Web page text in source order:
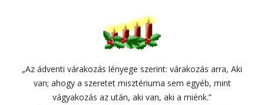
„Az ádventi várakozás lényege szerint: várakozás arra, Aki
van; ahogy a szeretet misztériuma sem egyéb, mint
vágyakozás az után, aki van, aki a miénk.”